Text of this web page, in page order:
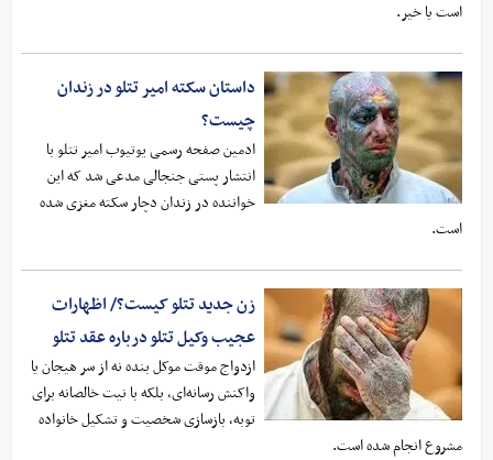
است یا خیر.
داستان سکته امیر تتلو در زندان
چیست؟
ادمین صفحه رسمی یوتیوب امیر تتلو با
انتشار پستی جنجالی مدعی شد که این
خواننده در زندان دچار سکته مغزی شده
است.
زن جدید تتلو کیست؟/ اظهارات
عجیب وکیل تتلو درباره عقد تتلو
ازدواج موقت موکل بنده نه از سر هیجان یا
واکنش رسانه‌ای، بلکه با نیت خالصانه برای
توبه، بازسازی شخصیت و تشکیل خانواده
مشروع انجام شده است.